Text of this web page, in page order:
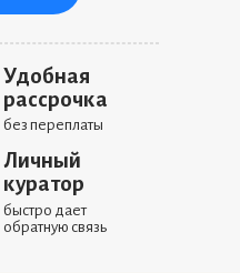
Личный
куратор
быстро дает
обратную связь
Удобная
рассрочка
без переплаты